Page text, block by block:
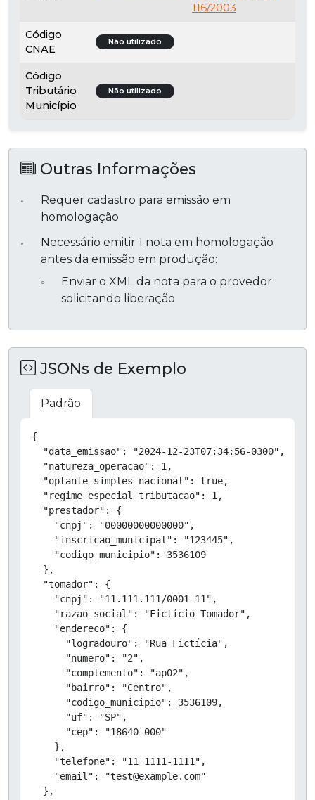
116/2003
Código
CNAE
Não utilizado
Código
Tributário
Município
Não utilizado
Outras Informações
Requer cadastro para emissão em
homologação
Necessário emitir 1 nota em homologação
antes da emissão em produção:
Enviar o XML da nota para o provedor
solicitando liberação
JSONs de Exemplo
Padrão
{
  "data_emissao": "2024-12-23T07:34:56-0300",
  "natureza_operacao": 1,
  "optante_simples_nacional": true,
  "regime_especial_tributacao": 1,
  "prestador": {
    "cnpj": "00000000000000",
    "inscricao_municipal": "123445",
    "codigo_municipio": 3536109
  },
  "tomador": {
    "cnpj": "11.111.111/0001-11",
    "razao_social": "Fictício Tomador",
    "endereco": {
      "logradouro": "Rua Fictícia",
      "numero": "2",
      "complemento": "ap02",
      "bairro": "Centro",
      "codigo_municipio": 3536109,
      "uf": "SP",
      "cep": "18640-000"
    },
    "telefone": "11 1111-1111",
    "email": "test@example.com"
  },